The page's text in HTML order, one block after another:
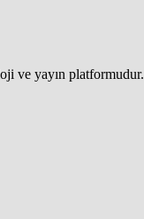
ve yayın platformudur.